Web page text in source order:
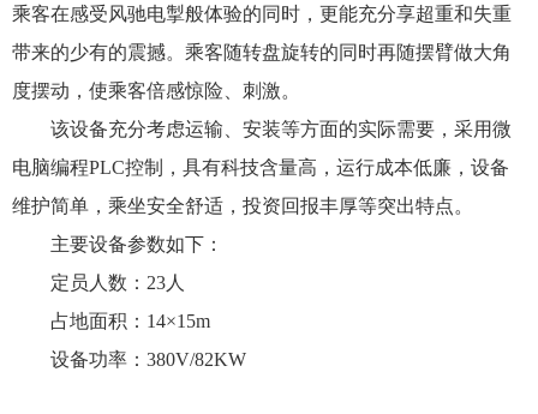
乘客在感受风驰电掣般体验的同时，更能充分享超重和失重
带来的少有的震撼。乘客随转盘旋转的同时再随摆臂做大角
度摆动，使乘客倍感惊险、刺激。
该设备充分考虑运输、安装等方面的实际需要，采用微
电脑编程PLC控制，具有科技含量高，运行成本低廉，设备
维护简单，乘坐安全舒适，投资回报丰厚等突出特点。
主要设备参数如下：
定员人数：23人
占地面积：14×15m
设备功率：380V/82KW